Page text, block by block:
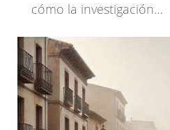
cómo la investigación…